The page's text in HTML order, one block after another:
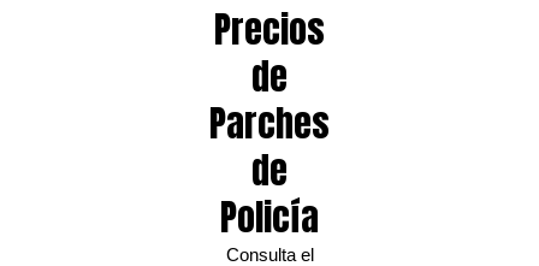
Precios
de
Parches
de
Policía
Consulta el